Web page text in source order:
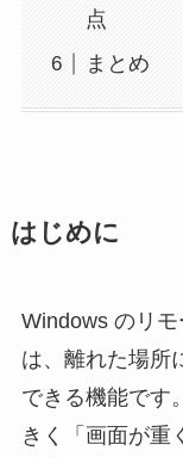
点
まとめ
はじめに
Windows のリモ
は、離れた場所
できる機能です
きく「画面が重